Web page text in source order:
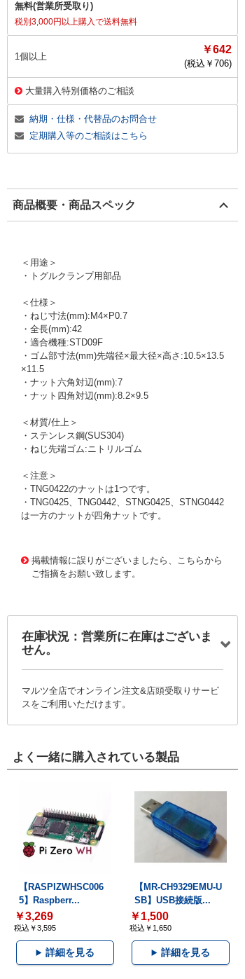
無料(営業所受取り)
税別3,000円以上購入で送料無料
1個以上
￥642
(税込￥ 706)
大量購入特別価格のご相談
納期・仕様・代替品のお問合せ
定期購入等のご相談はこちら
商品概要・商品スペック
＜用途＞
・トグルクランプ用部品
＜仕様＞
・ねじ寸法(mm):M4×P0.7
・全長(mm):42
・適合機種:STD09F
・ゴム部寸法(mm)先端径×最大径×高さ:10.5×13.5
×11.5
・ナット六角対辺(mm):7
・ナット四角対辺(mm):8.2×9.5
＜材質/仕上＞
・ステンレス鋼(SUS304)
・ねじ先端ゴム:ニトリルゴム
＜注意＞
・TNG0422のナットは1つです。
・TNG0425、TNG0442、STNG0425、STNG0442
は一方のナットが四角ナットです。
掲載情報に誤りがございましたら、こちらから
ご指摘をお願い致します。
在庫状況：営業所に在庫はございま
せん。
マルツ全店でオンライン注文&店頭受取りサービ
スをご利用いただけます。
よく一緒に購入されている製品
【RASPIZWHSC006
5】Raspberr...
￥3,269
税込￥3,595
詳細を見る
【MR-CH9329EMU-U
SB】USB接続版...
￥1,500
税込￥1,650
詳細を見る